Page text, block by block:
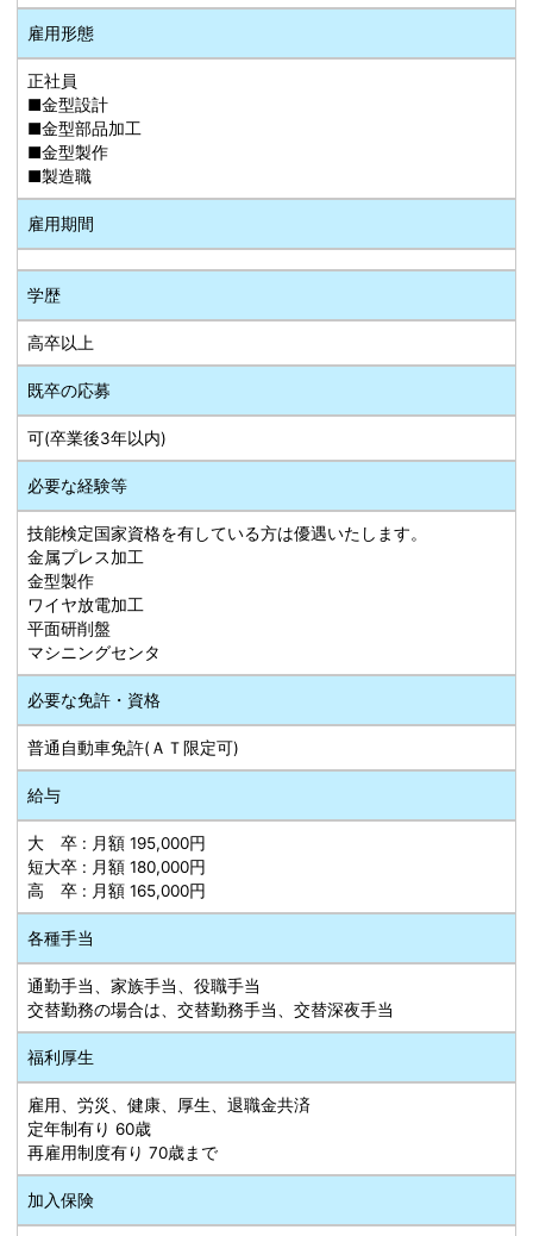
雇用形態
正社員
■金型設計
■金型部品加工
■金型製作
■製造職
雇用期間
学歴
高卒以上
既卒の応募
可(卒業後3年以内)
必要な経験等
技能検定国家資格を有している方は優遇いたします。
金属プレス加工
金型製作
ワイヤ放電加工
平面研削盤
マシニングセンタ
必要な免許・資格
普通自動車免許(ＡＴ限定可)
給与
大 卒 : 月額 195,000円
短大卒 : 月額 180,000円
高 卒 : 月額 165,000円
各種手当
通勤手当、家族手当、役職手当
交替勤務の場合は、交替勤務手当、交替深夜手当
福利厚生
雇用、労災、健康、厚生、退職金共済
定年制有り 60歳
再雇用制度有り 70歳まで
加入保険